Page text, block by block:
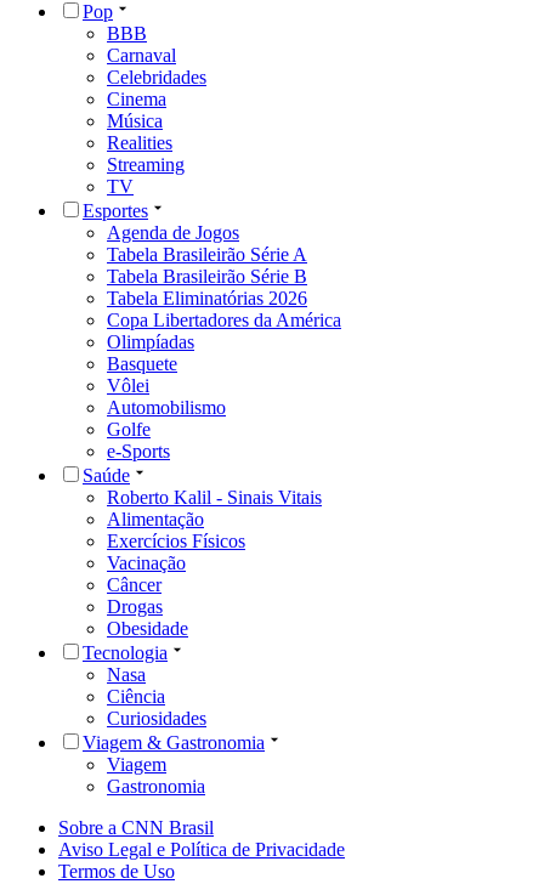
Pop
BBB
Carnaval
Celebridades
Cinema
Música
Realities
Streaming
TV
Esportes
Agenda de Jogos
Tabela Brasileirão Série A
Tabela Brasileirão Série B
Tabela Eliminatórias 2026
Copa Libertadores da América
Olimpíadas
Basquete
Vôlei
Automobilismo
Golfe
e-Sports
Saúde
Roberto Kalil - Sinais Vitais
Alimentação
Exercícios Físicos
Vacinação
Câncer
Drogas
Obesidade
Tecnologia
Nasa
Ciência
Curiosidades
Viagem & Gastronomia
Viagem
Gastronomia
Sobre a CNN Brasil
Aviso Legal e Política de Privacidade
Termos de Uso